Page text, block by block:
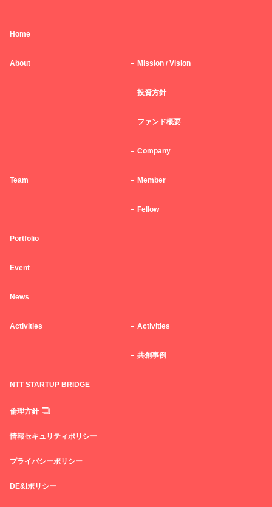
Home
About Mission / Vision
投資方針
ファンド概要
Company
Team Member
Fellow
Portfolio
Event
News
Activities Activities
共創事例
NTT STARTUP BRIDGE
倫理方針
情報セキュリティポリシー
プライバシーポリシー
DE&Iポリシー